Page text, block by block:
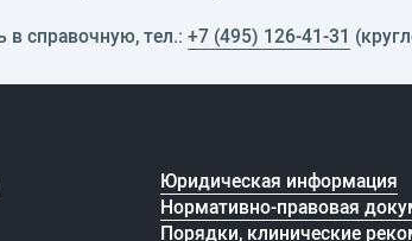
в справочную, тел.: +7 (495) 126-41-31
Юридическая информация
Нормативно-правовая
Порядки, клинические